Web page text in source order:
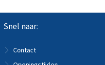
Snel naar:
Contact